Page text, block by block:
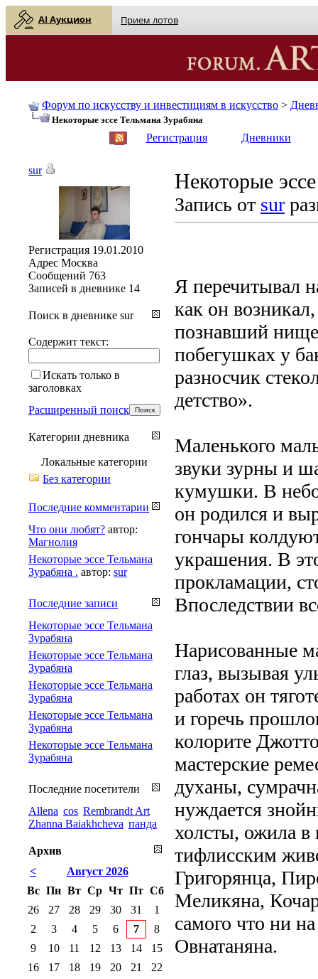
AI Аукцион Прием лотов
Форум по искусству и инвестициям в искусство >
Некоторые эссе Тельмана Зурабяна
Регистрация Дневники
Некоторые
Запись от sur
Я перечитывал
как он
познавший
побегушках у
разносчик
детство».
Маленького
звуки зурны и
кумушки. В
он родился и
гончары
украшения. В
прокламации,
Впоследствии
Нарисованные
глаз, вызывая
работах он
и горечь
колорите
мастерские
духаны,
нуждается
холсты, ожила
тифлисским
Григорянца,
Меликяна,
самого что ни
Овнатаняна.
sur
Регистрация 19.01.2010
Адрес Москва
Сообщений 763
Записей в дневнике 14
Поиск в дневнике sur
Содержит текст:
Искать только в
заголовках
Расширенный поиск
Категории дневника
Локальные категории
Без категории
Последние комментарии
Что они любят? автор:
Магнолия
Некоторые эссе Тельмана
Зурабяна . автор: sur
Последние записи
Некоторые эссе Тельмана
Зурабяна
Некоторые эссе Тельмана
Зурабяна
Некоторые эссе Тельмана
Зурабяна
Некоторые эссе Тельмана
Зурабяна
Некоторые эссе Тельмана
Зурабяна
Последние посетители
Allena cos Rembrandt Art
Zhanna Baiakhcheva панда
Архив
<
Август 2026
Вс Пн Вт Ср Чт Пт Сб
26
27 28 29 30 31
1
2
3 4 5 6 7
8
9
10 11 12 13 14
15
16
17 18 19 20 21
22